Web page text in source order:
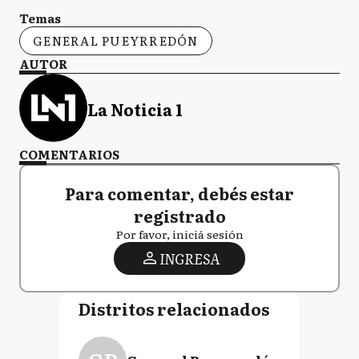
Temas
GENERAL PUEYRREDÓN
AUTOR
La Noticia 1
COMENTARIOS
Para comentar, debés estar
registrado
Por favor, iniciá sesión
INGRESA
Distritos relacionados